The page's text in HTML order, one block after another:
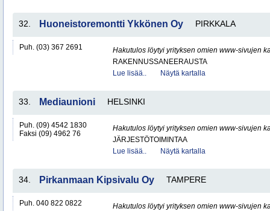
32. Huoneistoremontti Ykkönen Oy PIRKKALA
Puh. (03) 367 2691
Hakutulos löytyi yrityksen omien www-sivujen
RAKENNUSSANEERAUSTA
Lue lisää..
Näytä kartalla
33. Mediaunioni HELSINKI
Puh. (09) 4542 1830
Faksi (09) 4962 76
Hakutulos löytyi yrityksen omien www-sivujen
JÄRJESTÖTOIMINTAA
Lue lisää..
Näytä kartalla
34. Pirkanmaan Kipsivalu Oy TAMPERE
Puh. 040 822 0822
Hakutulos löytyi yrityksen omien www-sivujen